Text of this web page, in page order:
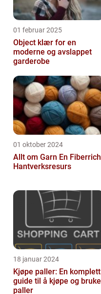
01 februar 2025
Object klær for en
moderne og avslappet
garderobe
01 oktober 2024
Allt om Garn En Fiberrich
Hantverksresurs
18 januar 2024
Kjøpe paller: En komplett
guide til å kjøpe og bruke
paller